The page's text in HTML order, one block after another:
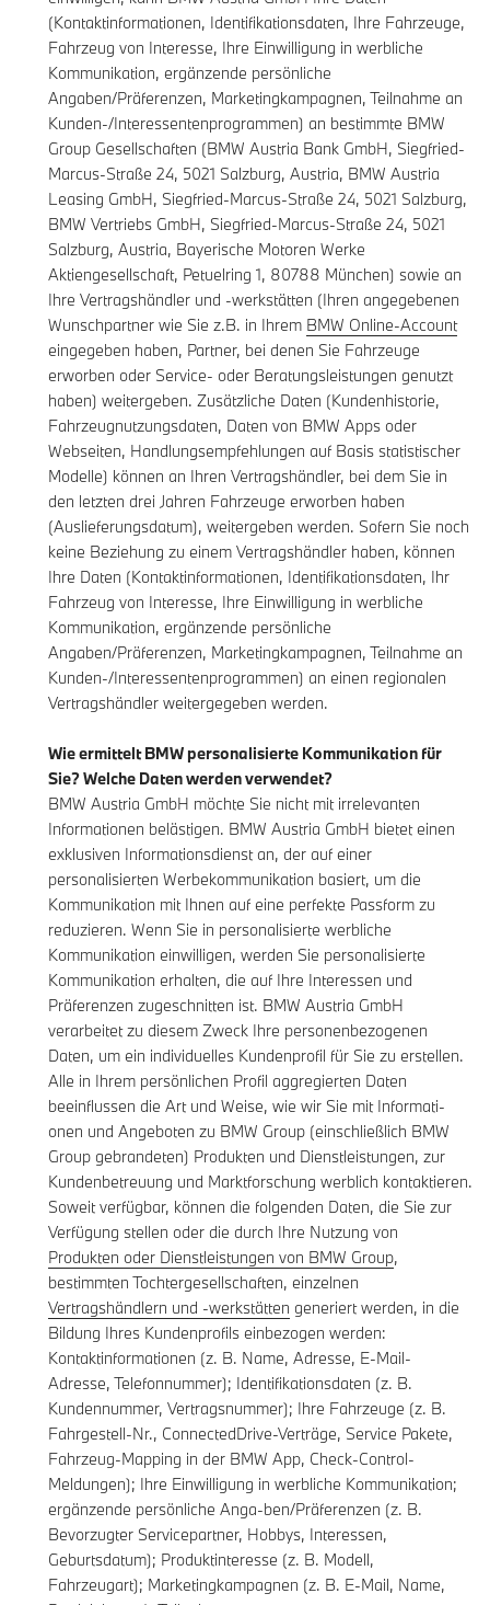
(Kontaktinformationen, Identifikationsdaten, Ihre Fahrzeuge,
Fahrzeug von Interesse, Ihre Einwilligung in werbliche
Kommunikation, ergänzende persönliche
Angaben/Präferenzen, Marketingkampagnen, Teilnahme an
Kunden-/Interessentenprogrammen) an bestimmte BMW
Group Gesellschaften (BMW Austria Bank GmbH, Siegfried-
Marcus-Straße 24, 5021 Salzburg, Austria, BMW Austria
Leasing GmbH, Siegfried-Marcus-Straße 24, 5021 Salzburg,
BMW Vertriebs GmbH, Siegfried-Marcus-Straße 24, 5021
Salzburg, Austria, Bayerische Motoren Werke
Aktiengesellschaft, Petuelring 1, 80788 München) sowie an
Ihre Vertragshändler und -werkstätten (Ihren angegebenen
Wunschpartner wie Sie z.B. in Ihrem BMW Online-Account
eingegeben haben, Partner, bei denen Sie Fahrzeuge
erworben oder Service- oder Beratungsleistungen genutzt
haben) weitergeben. Zusätzliche Daten (Kundenhistorie,
Fahrzeugnutzungsdaten, Daten von BMW Apps oder
Webseiten, Handlungsempfehlungen auf Basis statistischer
Modelle) können an Ihren Vertragshändler, bei dem Sie in
den letzten drei Jahren Fahrzeuge erworben haben
(Auslieferungsdatum), weitergeben werden. Sofern Sie noch
keine Beziehung zu einem Vertragshändler haben, können
Ihre Daten (Kontaktinformationen, Identifikationsdaten, Ihr
Fahrzeug von Interesse, Ihre Einwilligung in werbliche
Kommunikation, ergänzende persönliche
Angaben/Präferenzen, Marketingkampagnen, Teilnahme an
Kunden-/Interessentenprogrammen) an einen regionalen
Vertragshändler weitergegeben werden.
Wie ermittelt BMW personalisierte Kommunikation für
Sie? Welche Daten werden verwendet?
BMW Austria GmbH möchte Sie nicht mit irrelevanten
Informationen belästigen. BMW Austria GmbH bietet einen
exklusiven Informationsdienst an, der auf einer
personalisierten Werbekommunikation basiert, um die
Kommunikation mit Ihnen auf eine perfekte Passform zu
reduzieren. Wenn Sie in personalisierte werbliche
Kommunikation einwilligen, werden Sie personalisierte
Kommunikation erhalten, die auf Ihre Interessen und
Präferenzen zugeschnitten ist. BMW Austria GmbH
verarbeitet zu diesem Zweck Ihre personenbezogenen
Daten, um ein individuelles Kundenprofil für Sie zu erstellen.
Alle in Ihrem persönlichen Profil aggregierten Daten
beeinflussen die Art und Weise, wie wir Sie mit Informati-
onen und Angeboten zu BMW Group (einschließlich BMW
Group gebrandeten) Produkten und Dienstleistungen, zur
Kundenbetreuung und Marktforschung werblich kontaktieren.
Soweit verfügbar, können die folgenden Daten, die Sie zur
Verfügung stellen oder die durch Ihre Nutzung von
Produkten oder Dienstleistungen von BMW Group,
bestimmten Tochtergesellschaften, einzelnen
Vertragshändlern und -werkstätten generiert werden, in die
Bildung Ihres Kundenprofils einbezogen werden:
Kontaktinformationen (z. B. Name, Adresse, E-Mail-
Adresse, Telefonnummer); Identifikationsdaten (z. B.
Kundennummer, Vertragsnummer); Ihre Fahrzeuge (z. B.
Fahrgestell-Nr., ConnectedDrive-Verträge, Service Pakete,
Fahrzeug-Mapping in der BMW App, Check-Control-
Meldungen); Ihre Einwilligung in werbliche Kommunikation;
ergänzende persönliche Anga-ben/Präferenzen (z. B.
Bevorzugter Servicepartner, Hobbys, Interessen,
Geburtsdatum); Produktinteresse (z. B. Modell,
Fahrzeugart); Marketingkampagnen (z. B. E-Mail, Name,